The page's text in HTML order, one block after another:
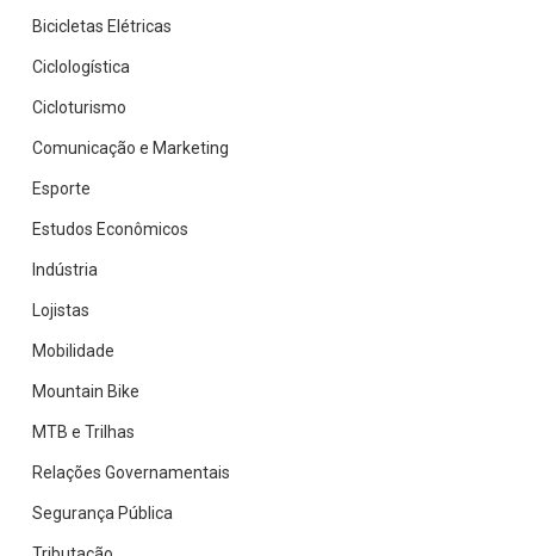
Bicicletas Elétricas
Ciclologística
Cicloturismo
Comunicação e Marketing
Esporte
Estudos Econômicos
Indústria
Lojistas
Mobilidade
Mountain Bike
MTB e Trilhas
Relações Governamentais
Segurança Pública